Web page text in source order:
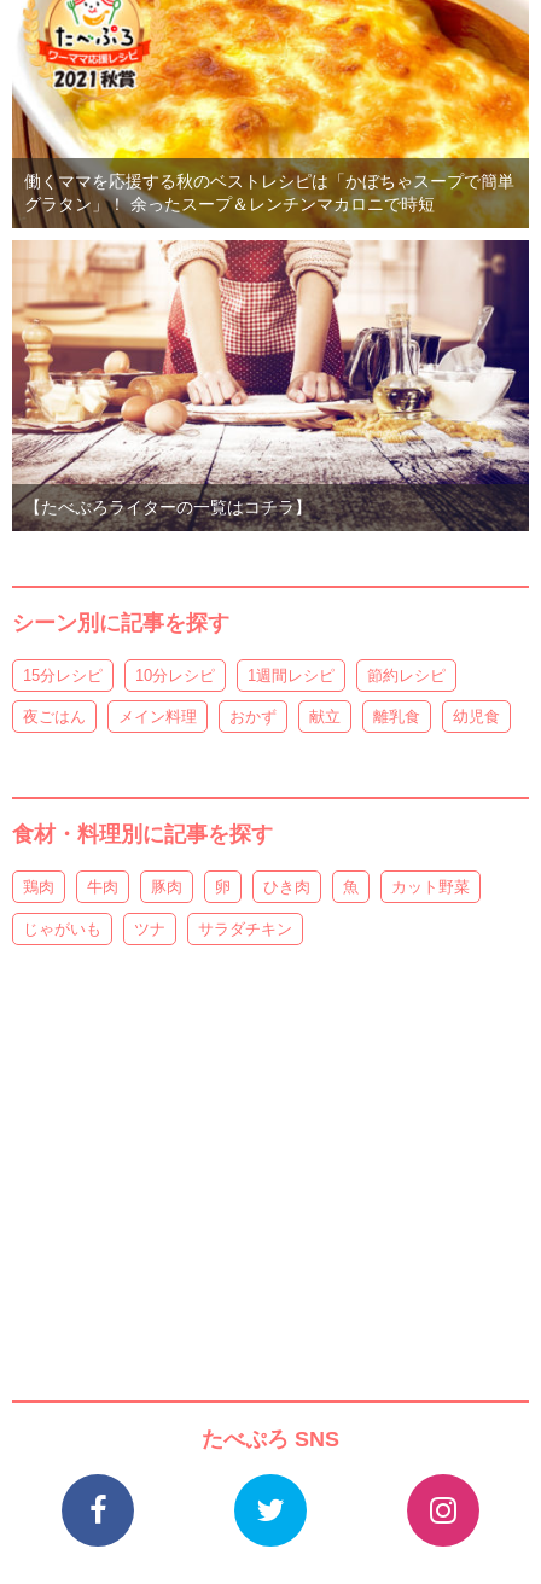
働くママを応援する秋のベストレシピは「かぼちゃスープで簡単
グラタン」！ 余ったスープ＆レンチンマカロニで時短
【たべぷろライターの一覧はコチラ】
シーン別に記事を探す
15分レシピ 10分レシピ 1週間レシピ 節約レシピ
夜ごはん メイン料理 おかず 献立 離乳食 幼児食
食材・料理別に記事を探す
鶏肉 牛肉 豚肉 卵 ひき肉 魚 カット野菜
じゃがいも ツナ サラダチキン
たべぷろ SNS